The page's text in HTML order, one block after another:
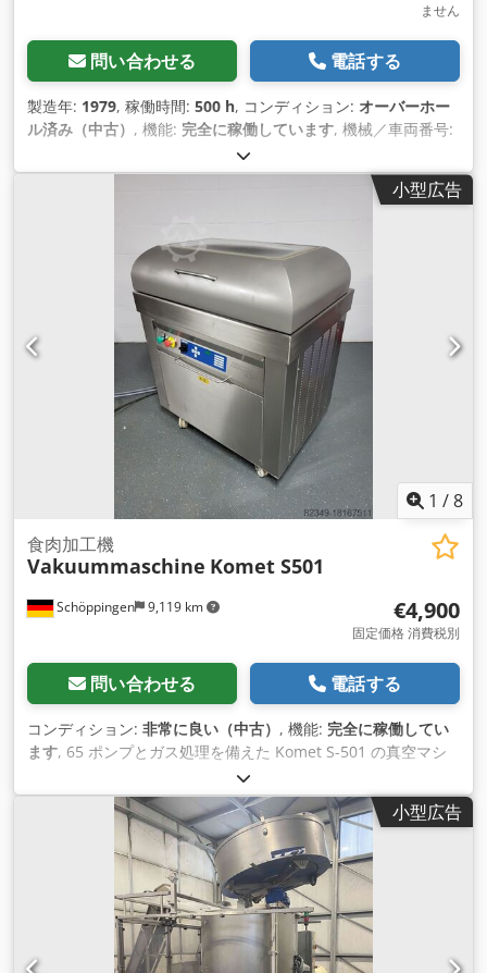
ません
問い合わせる 電話する
製造年: 1979, 稼働時間: 500 h, コンディション: オーバーホー
ル済み（中古） , 機能: 完全に稼働しています, 機械／車両番号:
小型広告
1 /8
Schöppingen 9,119 km
食肉加工機
Vakuummaschine Komet S501
€4,900
固定価格 消費税別
問い合わせる 電話する
コンディション: 非常に良い（中古） , 機能: 完全に稼働してい
ます, 65 ポンプとガス処理を備えた Komet S-501 の真空マシ
ンが提供されます。機械は非常に良い状態にあります。写真を
ご覧ください。溶接バーの寸法: 約 50 x 75 cm。機械の寸法:
120 x 90 x 90 cm。 ワークショップをチェックしました。 詳細
についてはお問い合わせください。 現金または前払いとなりま
す。 Dsdpfxevmq A Do Adysck 業者様への販売のみ、無保
証、無保証となります。
小型広告